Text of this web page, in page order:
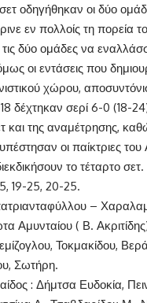
οδηγήθηκαν οι δύο
εν πολλοίς τη πορεία
δύο ομάδες να
οι εντάσεις που
χώρου,
δέχτηκαν σερί 6-0 (18-
και της αναμέτρησης,
οι παίκτριες του
το τέταρτο σετ.
19-25, 20-25.
–
Αμυνταίου ( Β.
Τοκμακίδου,
Σωτήρη.
: Δήμτσα Ευδοκία,